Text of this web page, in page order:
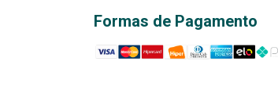
Formas de Pagamento